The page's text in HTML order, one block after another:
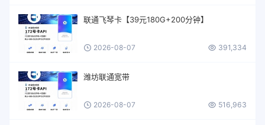
联通飞琴卡【39元180G+200分钟】
2026-08-07 391,334
潍坊联通宽带
2026-08-07 516,963